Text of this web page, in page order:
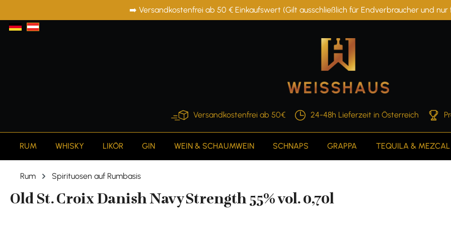
Zur Hauptnavigation springen➡️ Versandkostenfrei ab 50 € Einkaufswert (Gilt ausschließlich für Endverbraucher und
Versandkostenfrei ab 50€ 24-48h Lieferzeit in Österreich
RUM WHISKY LIKÖR GIN WEIN & SCHAUMWEIN SCHNAPS GRAPPA TEQUILA & MEZCAL
Rum Spirituosen auf Rumbasis
Old St. Croix Danish Navy Strength 55% vol. 0,70l